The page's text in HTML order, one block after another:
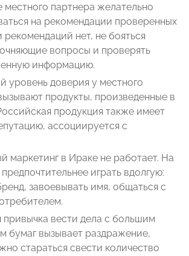
партнера желательно
на рекомендации проверенных
нет, не бояться
вопросы и проверять
информацию.
уровень доверия у местного
продукты, произведенные в
продукция также имеет
ассоциируется с
маркетинг в Ираке не работает. На
играть вдолгую:
завоевывать имя, общаться с
привычка вести дела с большим
бумаг вызывает раздражение,
стараться свести количество